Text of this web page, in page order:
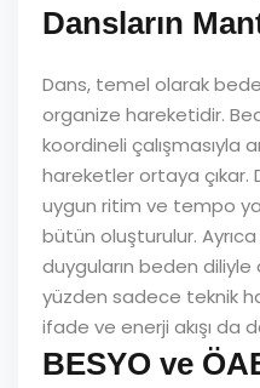
Dansların
Dans, temel olarak
organize hareketidir.
koordineli çalışmasıyla
hareketler ortaya çıkar.
uygun ritim ve tempo
bütün oluşturulur.
duyguların beden diliyle
yüzden sadece teknik
ifade ve enerji akışı da
BESYO ve